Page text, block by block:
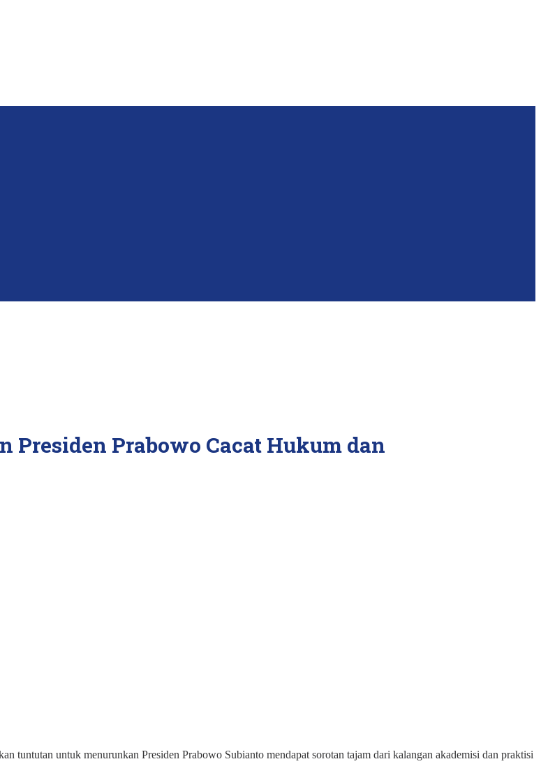
Presiden Prabowo Cacat Hukum dan
tuntutan untuk menurunkan Presiden Prabowo Subianto mendapat sorotan tajam dari kalangan akademisi dan praktisi